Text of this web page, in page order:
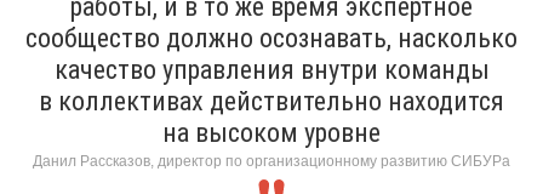
работы, и в то же время экспертное
сообщество должно осознавать, насколько
качество управления внутри команды
в коллективах действительно находится
на высоком уровне
Данил Рассказов, директор по организационному развитию СИБУРа